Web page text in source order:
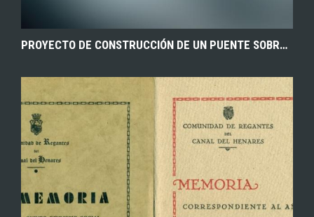
EXPLORAR
PROYECTO DE CONSTRUCCIÓN DE UN PUENTE SOBRE EL RÍO TAJO EN ZAOREJAS (GUADALAJARA). 1882. ARCHIVO HISTÓRICO PROVINCIAL DE GUADALAJARA.